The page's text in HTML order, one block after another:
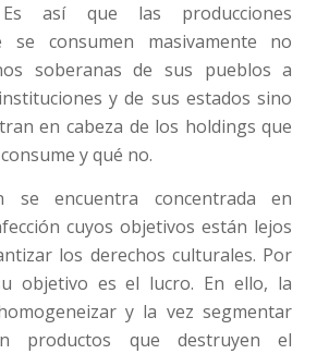
Es así que las producciones
se consumen masivamente no
soberanas de sus pueblos a
y de sus estados sino
en cabeza de los holdings que
y qué no.
se encuentra concentrada en
cuyos objetivos están lejos
los derechos culturales. Por
objetivo es el lucro. En ello, la
y la vez segmentar
productos que destruyen el